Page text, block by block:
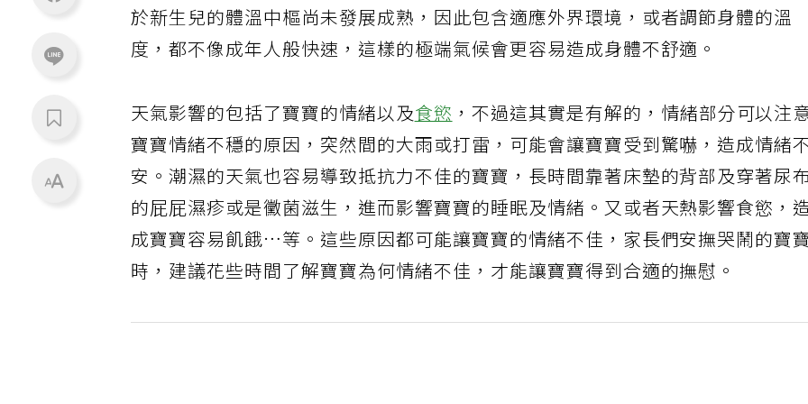
於新生兒的體溫中樞尚未發展成熟，因此包含適應外界環境，或者調節身體的溫
度，都不像成年人般快速，這樣的極端氣候會更容易造成身體不舒適。
天氣影響的包括了寶寶的情緒以及食慾 ，不過這其實是有解的，情緒部分可以注
寶寶情緒不穩的原因，突然間的大雨或打雷，可能會讓寶寶受到驚嚇，造成情緒
安。潮濕的天氣也容易導致抵抗力不佳的寶寶，長時間靠著床墊的背部及穿著尿布
的屁屁濕疹或是黴菌滋生，進而影響寶寶的睡眠及情緒。又或者天熱影響食慾，
成寶寶容易飢餓…等。這些原因都可能讓寶寶的情緒不佳，家長們安撫哭鬧的寶寶
時，建議花些時間了解寶寶為何情緒不佳，才能讓寶寶得到合適的撫慰。